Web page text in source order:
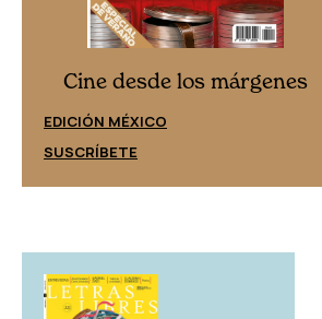
Cine desde los márgenes
EDICIÓN MÉXICO
SUSCRÍBETE